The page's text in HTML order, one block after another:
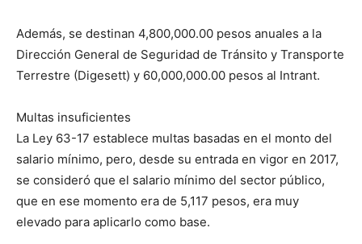
Además, se destinan 4,800,000.00 pesos anuales a la
Dirección General de Seguridad de Tránsito y Transporte
Terrestre (Digesett) y 60,000,000.00 pesos al Intrant.
Multas insuficientes
La Ley 63-17 establece multas basadas en el monto del
salario mínimo, pero, desde su entrada en vigor en 2017,
se consideró que el salario mínimo del sector público,
que en ese momento era de 5,117 pesos, era muy
elevado para aplicarlo como base.